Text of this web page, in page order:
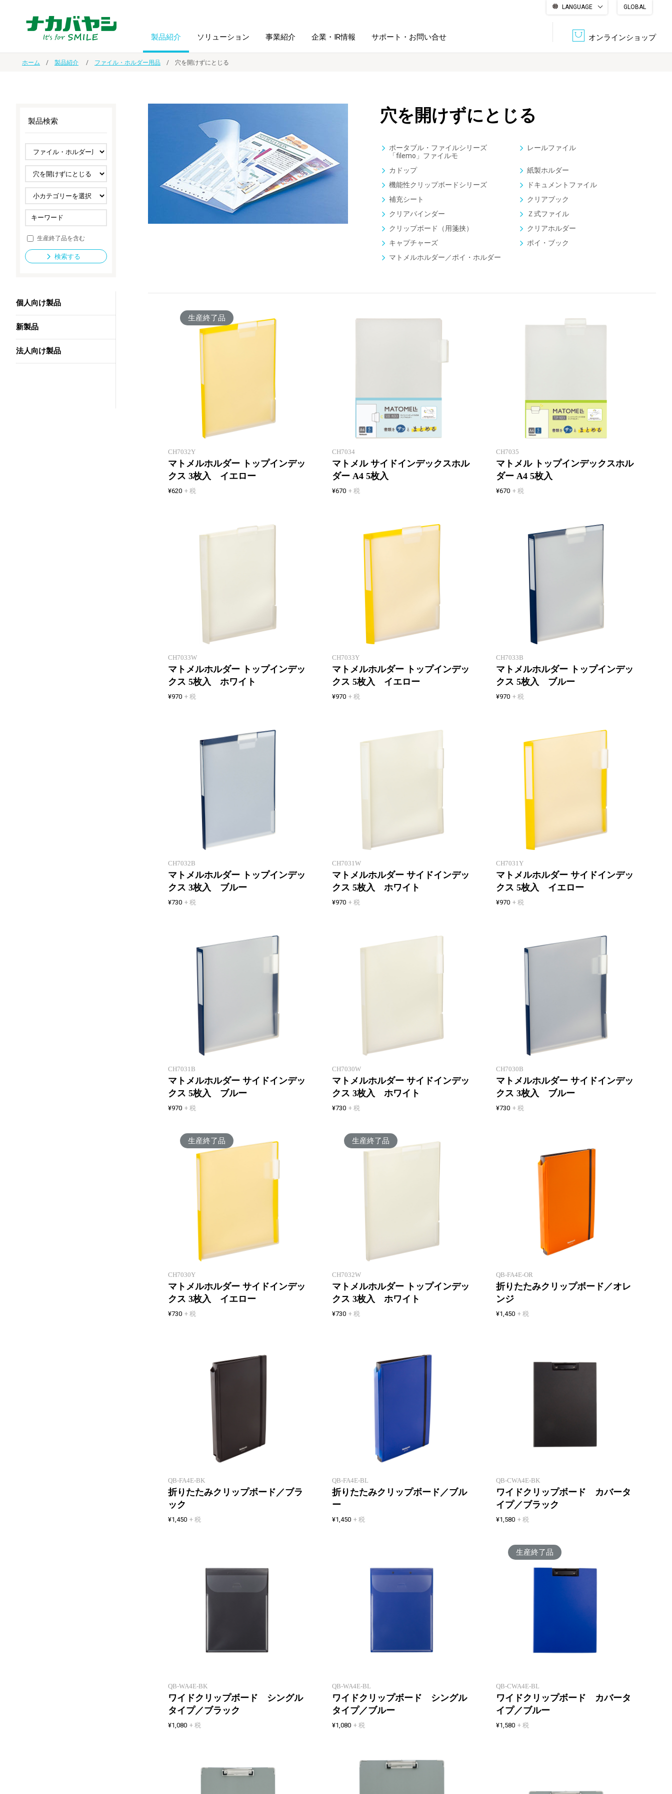
LANGUAGE
GLOBAL
オンラインショップ
製品紹介
ノート・紙製品 筆記具
スマートフォン・
タブレット関連
ゲーム関連 デジタルカメラ関連
防災・
セキュリティ用品
シルバー
法人向け製品
ソリューション
オーダー手帳・ノベルティ制作 DPS（データ・プリント・サービス）
ドキュメントスキャニングサービス 総務＋クリエイティブ
導入事例
事業紹介 企業・IR情報
IR情報 認証一覧
サステナビリティ 採用情報
サポート・お問い合せ
ホーム 製品紹介 ファイル・ホルダー用品 穴を開けずにとじる
穴を開けずにとじる
ポータブル・ファイルシリーズ
「filemo」ファイルモ
レールファイル
カドップ
紙製ホルダー
機能性クリップボードシリーズ
ドキュメントファイル
補充シート
クリアブック
クリアバインダー
Ｚ式ファイル
クリップボード（用箋挟）
クリアホルダー
キャプチャーズ
ポイ・ブック
マトメルホルダー／ポイ・ホルダー
生産終了品
CH7032Y
マトメルホルダー トップインデッ
クス 3枚入 イエロー
クリアホルダーをサッとまとめる
¥620 + 税
CH7034
マトメル サイドインデックスホル
ダー A4 5枚入
書類ストッパー付きインデックス
¥670 + 税
CH7035
マトメル トップインデックスホル
ダー A4 5枚入
¥670 + 税
CH7033W
マトメルホルダー トップインデッ
クス 5枚入 ホワイト
クリアホルダーをサッとまとめる
¥970 + 税
CH7033Y
マトメルホルダー トップインデッ
クス 5枚入 イエロー
クリアホルダーをサッとまとめる
¥970 + 税
CH7033B
マトメルホルダー トップインデッ
クス 5枚入 ブルー
¥970 + 税
CH7032B
マトメルホルダー トップインデッ
クス 3枚入 ブルー
クリアホルダーをサッとまとめる
¥730 + 税
CH7031W
マトメルホルダー サイドインデッ
クス 5枚入 ホワイト
クリアホルダーをサッとまとめる
¥970 + 税
CH7031Y
マトメルホルダー サイドインデッ
クス 5枚入 イエロー
¥970 + 税
CH7031B
マトメルホルダー サイドインデッ
クス 5枚入 ブルー
クリアホルダーをサッとまとめる
¥970 + 税
CH7030W
マトメルホルダー サイドインデッ
クス 3枚入 ホワイト
クリアホルダーをサッとまとめる
¥730 + 税
CH7030B
マトメルホルダー サイドインデッ
クス 3枚入 ブルー
¥730 + 税
生産終了品
CH7030Y
マトメルホルダー サイドインデッ
クス 3枚入 イエロー
クリアホルダーをサッとまとめる
¥730 + 税
生産終了品
CH7032W
マトメルホルダー トップインデッ
クス 3枚入 ホワイト
クリアホルダーをサッとまとめる
¥730 + 税
QB-FA4E-OR
折りたたみクリップボード／オレ
ンジ
¥1,450 + 税
QB-FA4E-BK
折りたたみクリップボード／ブラ
ック
A5サイズに折りたたんで持ち運べ
るクリップボード
¥1,450 + 税
QB-FA4E-BL
折りたたみクリップボード／ブル
ー
A5サイズに折りたたんで持ち運べ
¥1,450 + 税
QB-CWA4E-BK
ワイドクリップボード カバータ
イプ／ブラック
¥1,580 + 税
QB-WA4E-BK
ワイドクリップボード シングル
タイプ／ブラック
ワイドになって用紙の端まで安定
¥1,080 + 税
QB-WA4E-BL
ワイドクリップボード シングル
タイプ／ブルー
ワイドになって用紙の端まで安定
¥1,080 + 税
生産終了品
QB-CWA4E-BL
ワイドクリップボード カバータ
イプ／ブルー
¥1,580 + 税
製品検索
生産終了品を含む
検索する
個人向け製品
新製品
法人向け製品